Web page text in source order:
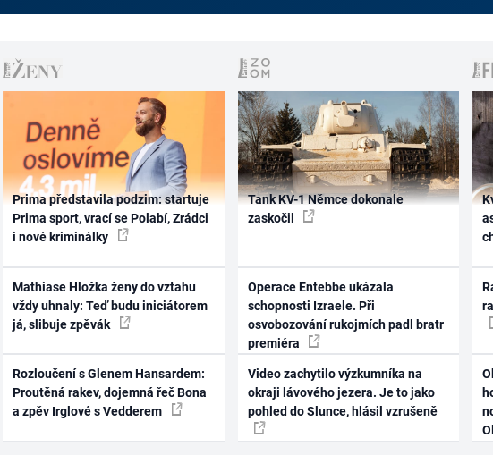
Prima představila podzim: startuje
Prima sport, vrací se Polabí, Zrádci
i nové kriminálky
Mathiase Hložka ženy do vztahu
vždy uhnaly: Teď budu iniciátorem
já, slibuje zpěvák
Rozloučení s Glenem Hansardem:
Proutěná rakev, dojemná řeč Bona
a zpěv Irglové s Vedderem
Tank KV-1 Němce dokonale
zaskočil
Operace Entebbe ukázala
schopnosti Izraele. Při
osvobozování rukojmích padl bratr
premiéra
Video zachytilo výzkumníka na
okraji lávového jezera. Je to jako
pohled do Slunce, hlásil vzrušeně